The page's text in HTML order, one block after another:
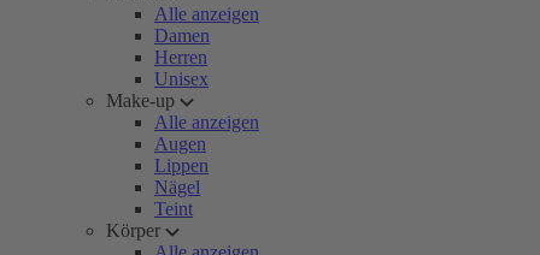
Alle anzeigen
Damen
Herren
Unisex
Make-up
Alle anzeigen
Augen
Lippen
Nägel
Teint
Körper